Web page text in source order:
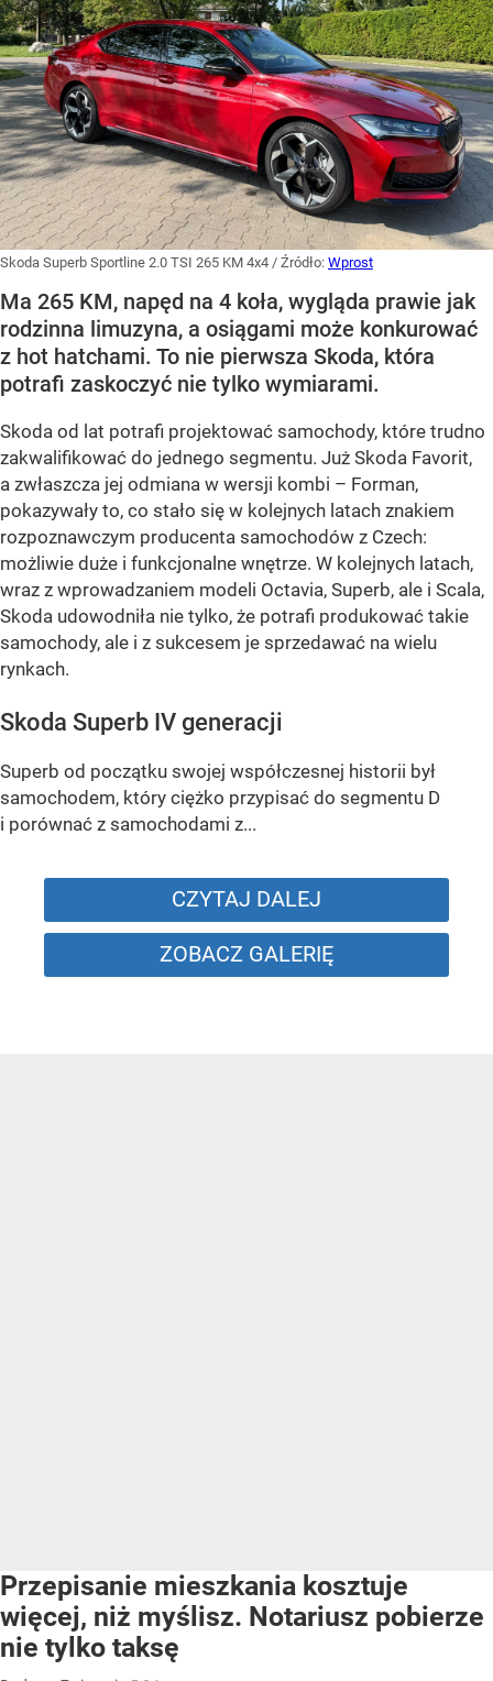
Skoda Superb Sportline 2.0 TSI 265 KM 4x4 / Źródło: Wprost
Ma 265 KM, napęd na 4 koła, wygląda prawie jak
rodzinna limuzyna, a osiągami może konkurować
z hot hatchami. To nie pierwsza Skoda, która
potrafi zaskoczyć nie tylko wymiarami.
Skoda od lat potrafi projektować samochody, które trudno
zakwalifikować do jednego segmentu. Już Skoda Favorit,
a zwłaszcza jej odmiana w wersji kombi – Forman,
pokazywały to, co stało się w kolejnych latach znakiem
rozpoznawczym producenta samochodów z Czech:
możliwie duże i funkcjonalne wnętrze. W kolejnych latach,
wraz z wprowadzaniem modeli Octavia, Superb, ale i Scala,
Skoda udowodniła nie tylko, że potrafi produkować takie
samochody, ale i z sukcesem je sprzedawać na wielu
rynkach.
Skoda Superb IV generacji
Superb od początku swojej współczesnej historii był
samochodem, który ciężko przypisać do segmentu D
i porównać z samochodami z...
CZYTAJ DALEJ
ZOBACZ GALERIĘ
Przepisanie mieszkania kosztuje
więcej, niż myślisz. Notariusz pobierze
nie tylko taksę